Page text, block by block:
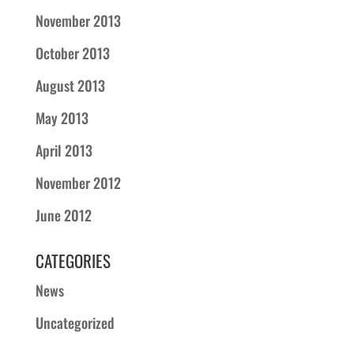
November 2013
October 2013
August 2013
May 2013
April 2013
November 2012
June 2012
CATEGORIES
News
Uncategorized